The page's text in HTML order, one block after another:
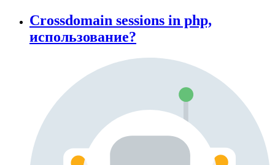
Crossdomain sessions in php,
использование?